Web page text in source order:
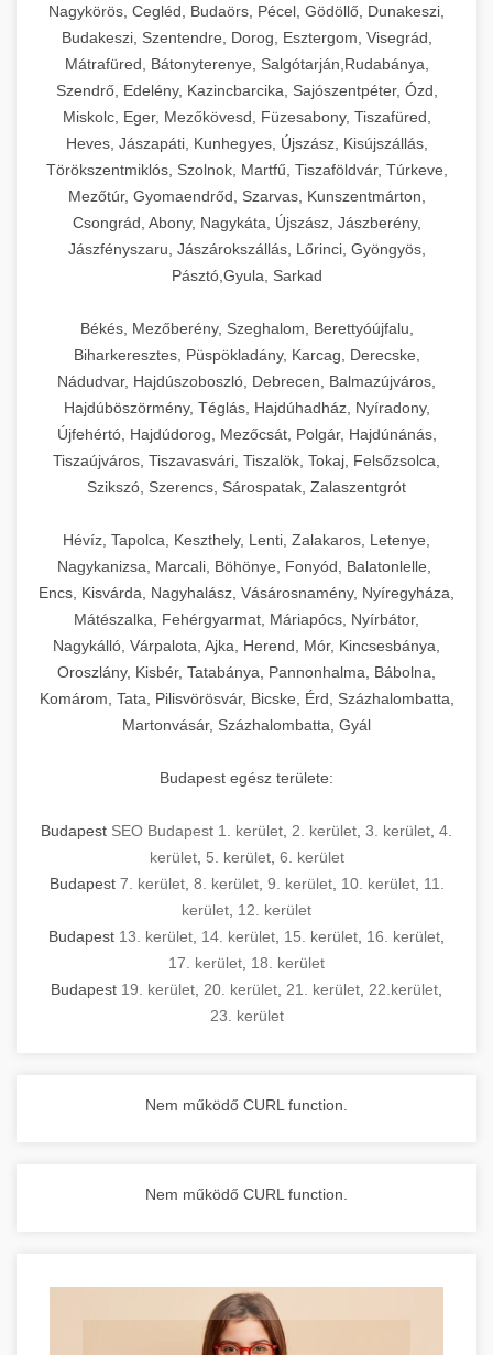
Nagykörös, Cegléd, Budaörs, Pécel, Gödöllő, Dunakeszi,
Budakeszi, Szentendre, Dorog, Esztergom, Visegrád,
Mátrafüred, Bátonyterenye, Salgótarján,Rudabánya,
Szendrő, Edelény, Kazincbarcika, Sajószentpéter, Ózd,
Miskolc, Eger, Mezőkövesd, Füzesabony, Tiszafüred,
Heves, Jászapáti, Kunhegyes, Újszász, Kisújszállás,
Törökszentmiklós, Szolnok, Martfű, Tiszaföldvár, Túrkeve,
Mezőtúr, Gyomaendrőd, Szarvas, Kunszentmárton,
Csongrád, Abony, Nagykáta, Újszász, Jászberény,
Jászfényszaru, Jászárokszállás, Lőrinci, Gyöngyös,
Pásztó,Gyula, Sarkad
Békés, Mezőberény, Szeghalom, Berettyóújfalu,
Biharkeresztes, Püspökladány, Karcag, Derecske,
Nádudvar, Hajdúszoboszló, Debrecen, Balmazújváros,
Hajdúböszörmény, Téglás, Hajdúhadház, Nyíradony,
Újfehértó, Hajdúdorog, Mezőcsát, Polgár, Hajdúnánás,
Tiszaújváros, Tiszavasvári, Tiszalök, Tokaj, Felsőzsolca,
Szikszó, Szerencs, Sárospatak, Zalaszentgrót
Hévíz, Tapolca, Keszthely, Lenti, Zalakaros, Letenye,
Nagykanizsa, Marcali, Böhönye, Fonyód, Balatonlelle,
Encs, Kisvárda, Nagyhalász, Vásárosnamény, Nyíregyháza,
Mátészalka, Fehérgyarmat, Máriapócs, Nyírbátor,
Nagykálló, Várpalota, Ajka, Herend, Mór, Kincsesbánya,
Oroszlány, Kisbér, Tatabánya, Pannonhalma, Bábolna,
Komárom, Tata, Pilisvörösvár, Bicske, Érd, Százhalombatta,
Martonvásár, Százhalombatta, Gyál
Budapest egész területe:
Budapest SEO Budapest 1. kerület 2. kerület 3. kerület 4.
kerület, 5. kerület, 6. kerület
Budapest 7. kerület, 8. kerület, 9. kerület, 10. kerület, 11.
kerület 12. kerület
Budapest 13. kerület 14. kerület 15. kerület 16. kerület
17. kerület 18. kerület
Budapest 19. kerület 20. kerület 21. kerület 22.kerület
23. kerület
Nem működő CURL function.
Nem működő CURL function.